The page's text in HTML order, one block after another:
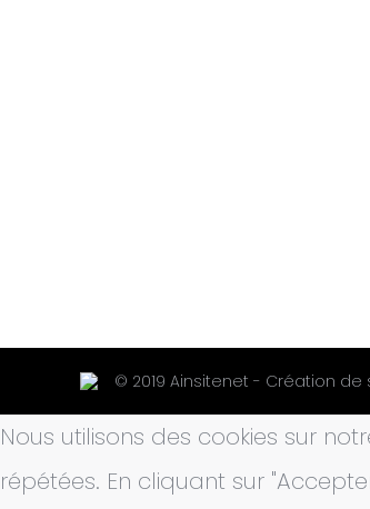
© 2019 Ainsitenet - Création
Nous utilisons des cookies sur
répétées. En cliquant sur